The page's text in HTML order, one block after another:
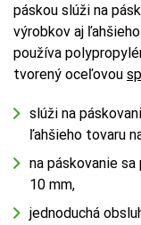
páskou slúži na
výrobkov aj
používa
tvorený oceľovou
slúži na
ľahšieho tovaru
na páskovanie
10 mm,
jednoduchá